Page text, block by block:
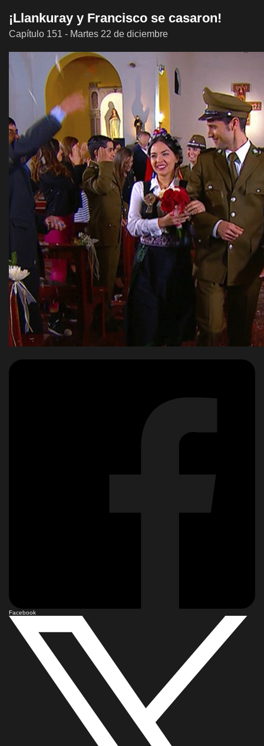
¡Llankuray y Francisco se casaron!
Capítulo 151 - Martes 22 de diciembre
Facebook